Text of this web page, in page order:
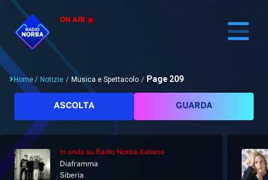
ON AIR
Cerca
Home
Home/ Notizie / Musica e Spettacolo / Page 209
ASCOLTA GUARDA
In onda su Radio Norba Italiana
Diaframma
Siberia